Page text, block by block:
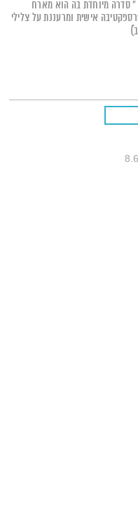
" סדרה מיוחדת בה הוא מארח
אישית ומרעננת על צלילי